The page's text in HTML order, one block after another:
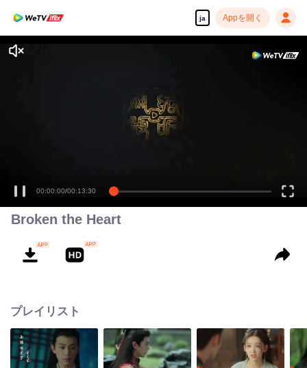
ja Appを開く
00:00:00/00:13:30
Broken the Heart
プレイリスト